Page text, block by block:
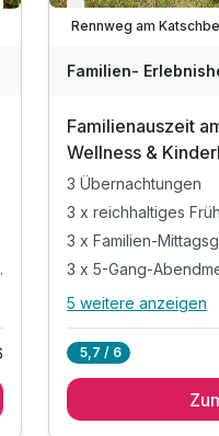
Nur noch bis Oktober
Familien-
Familienauszeit
Wellness &
3 Übernachtungen
3 x reichhaltiges
3 x Familien-
Alle
3 x reichhaltiges
5 weitere anzeigen
5,7 / 6